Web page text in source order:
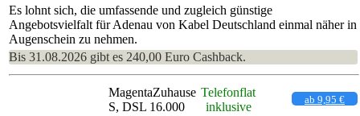
Es lohnt sich, die umfassende und zugleich günstige
Angebotsvielfalt für Adenau von Kabel Deutschland einmal näher in
Augenschein zu nehmen.
Bis 31.08.2026 gibt es 240,00 Euro Cashback.
MagentaZuhause
S, DSL 16.000
Telefonflat
inklusive
ab 9,95 €